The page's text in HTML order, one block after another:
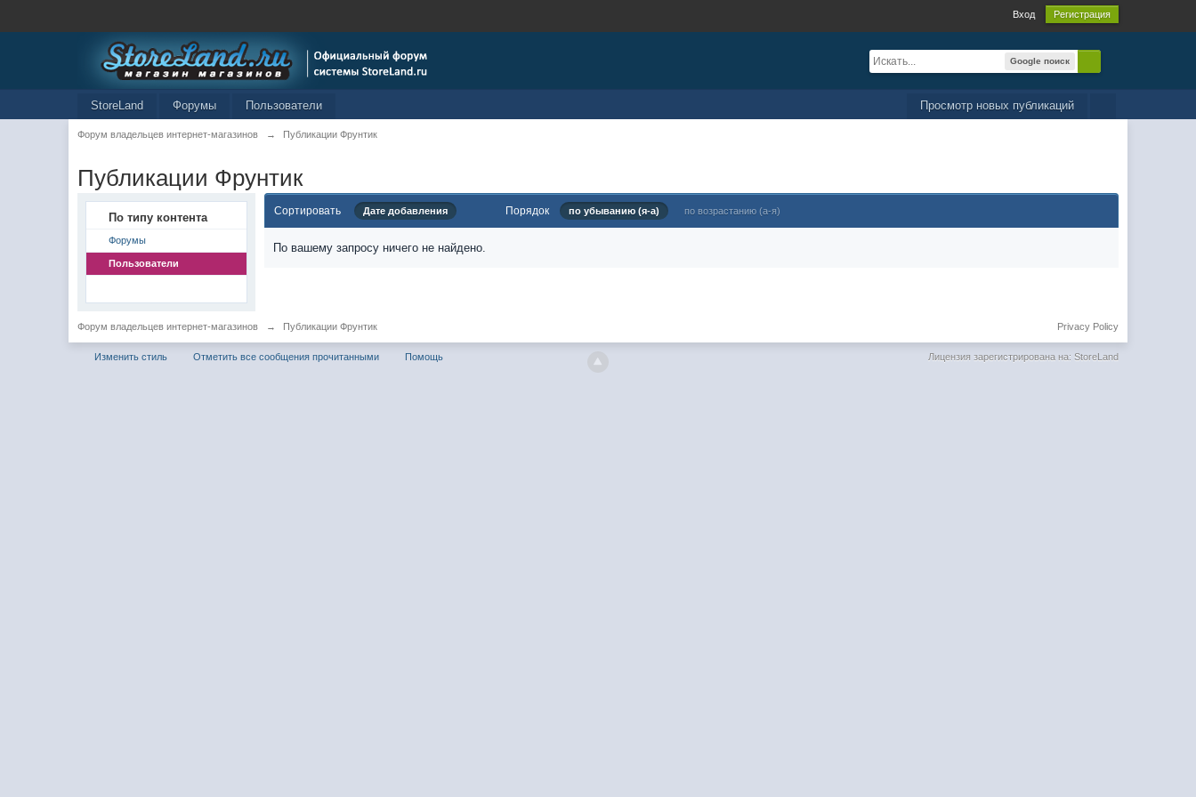
Вход Регистрация
Google поиск
Просмотр новых публикаций
StoreLand Форумы Пользователи
Форум владельцев интернет-магазинов → Публикации Фрунтик
Публикации Фрунтик
По типу контента
Форумы
Пользователи
Сортировать Дате добавления Порядок по убыванию (я-а) по возрастанию (а-я)
По вашему запросу ничего не найдено.
Форум владельцев интернет-магазинов → Публикации Фрунтик Privacy Policy
Изменить стиль Отметить все сообщения прочитанными Помощь Лицензия зарегистрирована на: StoreLand